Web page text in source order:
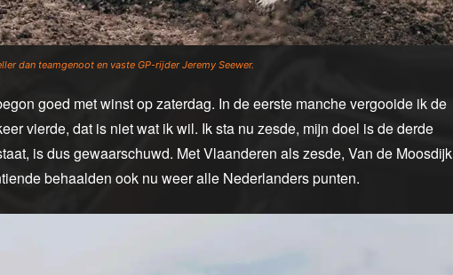
dan teamgenoot en vaste GP-rijder Jeremy Seewer.
goed met winst op zaterdag. In de eerste manche vergooide ik de
vierde, dat is niet wat ik wil. Ik sta nu zesde, mijn doel is de derde
is dus gewaarschuwd. Met Vlaanderen als zesde, Van de Moosdijk
behaalden ook nu weer alle Nederlanders punten.